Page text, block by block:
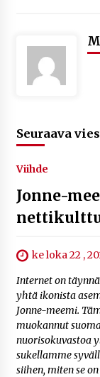
Seuraava
Viihde
Jonne-
ke loka 22 ,
Internet on
yhtä ikonista
Jonne-meemi.
muokannut
nuorisokuvastoa
sukellamme
siihen, miten se